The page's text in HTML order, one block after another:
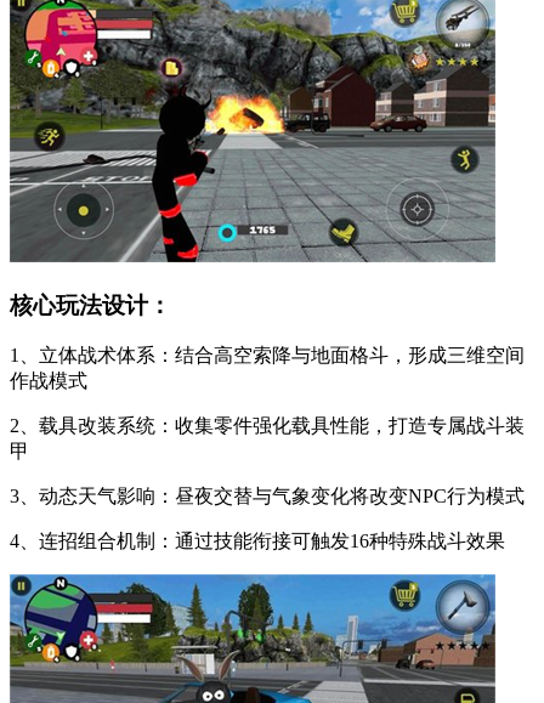
核心玩法设计：
1、立体战术体系：结合高空索降与地面格斗，形成三维空间
作战模式
2、载具改装系统：收集零件强化载具性能，打造专属战斗装
甲
3、动态天气影响：昼夜交替与气象变化将改变NPC行为模式
4、连招组合机制：通过技能衔接可触发16种特殊战斗效果